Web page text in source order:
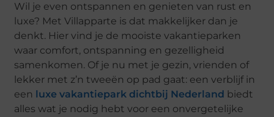
Wil je even ontspannen en genieten van rust en
luxe? Met Villapparte is dat makkelijker dan je
denkt. Hier vind je de mooiste vakantieparken
waar comfort, ontspanning en gezelligheid
samenkomen. Of je nu met je gezin, vrienden of
lekker met z’n tweeën op pad gaat: een verblijf in
een
luxe vakantiepark dichtbij Nederland biedt
alles wat je nodig hebt voor een onvergetelijke